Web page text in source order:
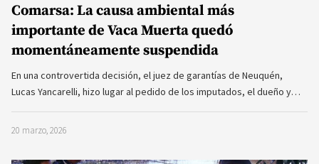
Comarsa: La causa ambiental más
importante de Vaca Muerta quedó
momentáneamente suspendida
En una controvertida decisión, el juez de garantías de Neuquén,
Lucas Yancarelli, hizo lugar al pedido de los imputados, el dueño y…
20 marzo, 2026